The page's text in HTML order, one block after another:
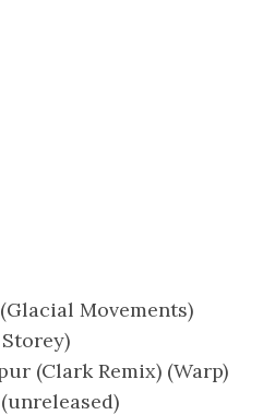
Movements)
(Clark Remix) (Warp)